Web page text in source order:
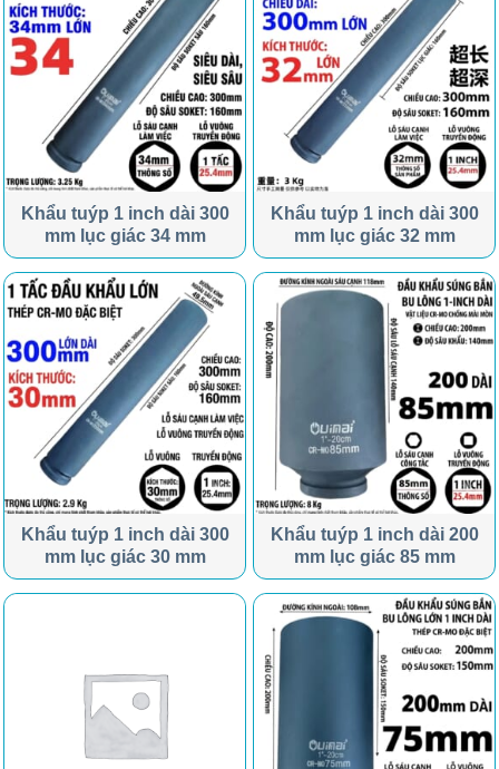
Khẩu tuýp 1 inch dài 300
mm lục giác 34 mm
Khẩu tuýp 1 inch dài 300
mm lục giác 32 mm
Khẩu tuýp 1 inch dài 300
mm lục giác 30 mm
Khẩu tuýp 1 inch dài 200
mm lục giác 85 mm